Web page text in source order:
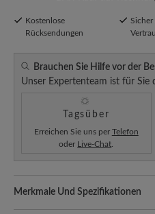
Kostenlose
Rücksendungen
Sicher
Brauchen Sie Hilfe vor der
Unser Expertenteam ist für Sie
Tagsüber
Erreichen Sie uns per Telefon
oder Live-Chat
Merkmale Und Spezifikationen